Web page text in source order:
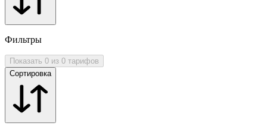
Фильтры
Показать 0 из 0 тарифов
Сортировка